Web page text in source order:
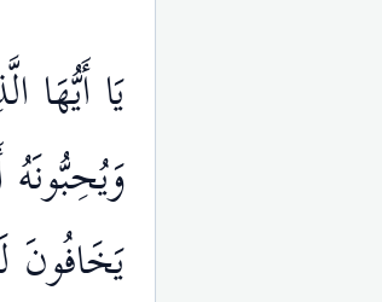
يَا
يَخَافُونَ